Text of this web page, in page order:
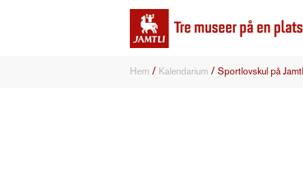
Hem / Kalendarium / Sportlovskul på